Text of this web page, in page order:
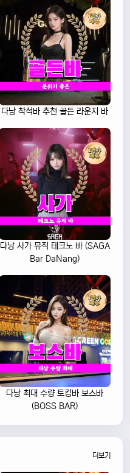
다낭 착석바 추천 골든 라운지 바
다낭 사가 뮤직 테크노 바 (SAGA
Bar DaNang)
다낭 최대 수량 토킹바 보스바
(BOSS BAR)
더보기